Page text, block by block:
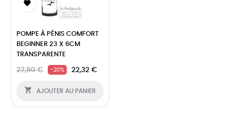
 
POMPE À PÉNIS COMFORT
BEGINNER 23 X 6CM
TRANSPARENTE
27,90 € -20% 22,32 €
 AJOUTER AU PANIER